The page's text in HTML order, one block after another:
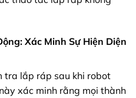
Xác Minh Sự Hiện Diện
tra lắp ráp sau khi robot
xác minh rằng mọi thành